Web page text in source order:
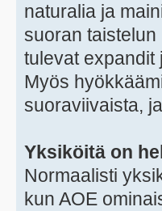
naturalia ja
suoran
tulevat expandit
Myös
suoraviivaista,
Yksiköitä on
Normaalisti
kun AOE